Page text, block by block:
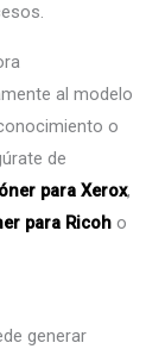
al modelo
o
de
para Xerox,
para Ricoh o
generar